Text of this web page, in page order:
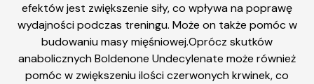
efektów jest zwiększenie siły, co wpływa na poprawę
wydajności podczas treningu. Może on także pomóc w
budowaniu masy mięśniowej.Oprócz skutków
anabolicznych Boldenone Undecylenate może również
pomóc w zwiększeniu ilości czerwonych krwinek, co